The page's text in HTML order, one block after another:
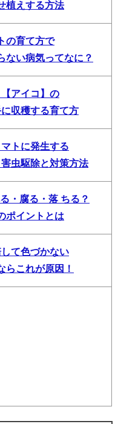
植えする方法
の育て方で
ない病気ってなに？
アイコ】の
収穫する育て方
トに発生する
虫駆除と対策方法
・腐る・落 ちる？
ポイントとは
して色づかない
らこれが原因！